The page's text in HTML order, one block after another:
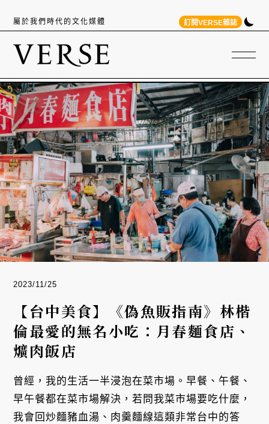
屬於我們時代的文化媒體 訂閱VERSE雜誌
2023/11/25
【台中美食】《偽魚販指南》林楷
倫最愛的無名小吃：月春麵食店、
爌肉飯店
曾經，我的生活一半浸泡在菜市場。早餐、午餐、
早午餐都在菜市場解決，若問我菜市場要吃什麼，
我會回炒麵豬血湯、肉羹麵線這類非常台中的答